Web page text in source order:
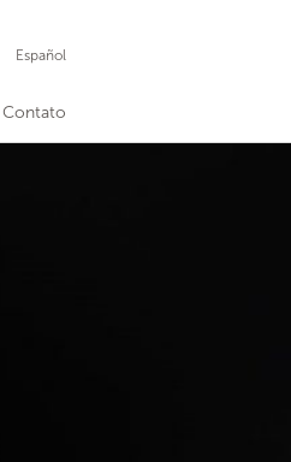
Contato
Español